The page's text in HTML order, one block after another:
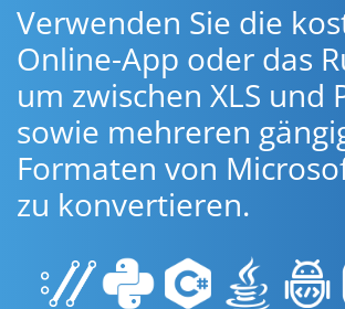
Verwenden Sie die
Online-App oder das
um zwischen XLS und
sowie mehreren
Formaten von
zu konvertieren.